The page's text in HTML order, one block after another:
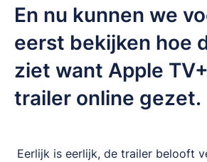
En nu kunnen we
eerst bekijken hoe
ziet want Apple
trailer online gezet.
Eerlijk is eerlijk, de trailer belooft